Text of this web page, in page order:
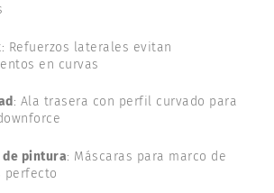
: Refuerzos laterales evitan
en curvas
: Ala trasera con perfil curvado para
de pintura: Máscaras para marco de
perfecto